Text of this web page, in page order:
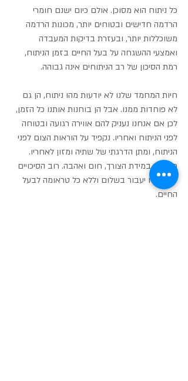
כל ניתוח הוא מסוכן. אולם כיום ישנם חומרי
הרדמה חדישים ובטוחים יותר, מכונות הרדמה
משוכללות יותר, ובעזרת בדיקות המעבדה
ואמצעי ההשגחה על בעל החיים בזמן הניתוח,
רמת הסיכון של רב הניתוחים אינה גבוהה.
חיות המחמד שלנו לא יודעות מהו ניתוח, הן גם
לא פוחדות ממנו. אבל הן בוחנות אותנו כל הזמן,
לכן אם אנחנו נעניק להם אווירה רגועה ובטוחה
לפני הניתוח ואחריו. נקפיד על הוראות הצום לפני
הניתוח, ומתן הדרגתי של שתיה ומזון לאחריו.
תרופות במידת הצורך, חום ואהבה. רוב הסיכויים
שהניתוח יעבור בשלום וללא כל טראומה לבעל
החיים.